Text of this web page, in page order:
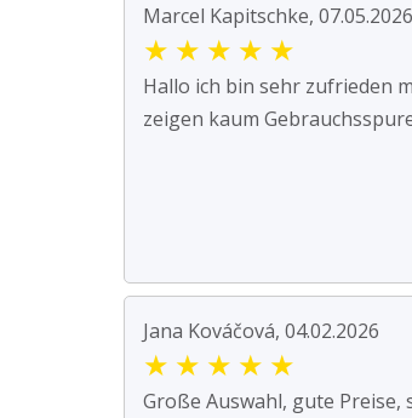
Marcel Kapitschke, 07.05.2026
★ ★ ★ ★ ★
Hallo ich bin sehr zufrieden
zeigen kaum
Jana Kováčová, 04.02.2026
★ ★ ★ ★ ★
Große Auswahl, gute Preise,